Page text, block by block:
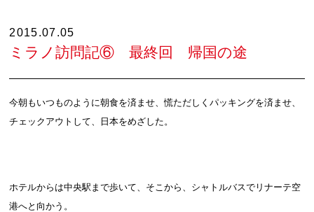
2015.07.05
ミラノ訪問記⑥ 最終回 帰国の途
今朝もいつものように朝食を済ませ、慌ただしくパッキングを済ませ、
チェックアウトして、日本をめざした。
ホテルからは中央駅まで歩いて、そこから、シャトルバスでリナーテ空
港へと向かう。